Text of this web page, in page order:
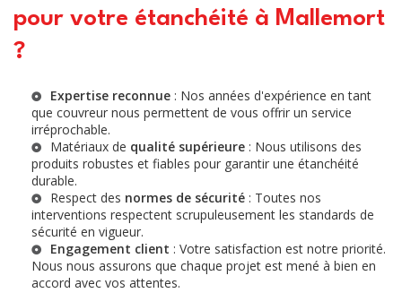
pour votre étanchéité à Mallemort
?
Expertise reconnue : Nos années d'expérience en tant
que couvreur nous permettent de vous offrir un service
irréprochable.
Matériaux de qualité supérieure : Nous utilisons des
produits robustes et fiables pour garantir une étanchéité
durable.
Respect des normes de sécurité : Toutes nos
interventions respectent scrupuleusement les standards de
sécurité en vigueur.
Engagement client : Votre satisfaction est notre priorité.
Nous nous assurons que chaque projet est mené à bien en
accord avec vos attentes.